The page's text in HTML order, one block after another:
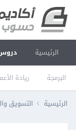
الرئيسية
البرمجة ريادة
الرئيسية التسويق